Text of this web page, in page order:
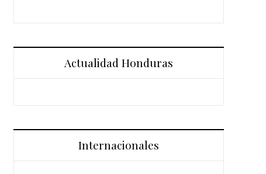
Actualidad Honduras
Internacionales